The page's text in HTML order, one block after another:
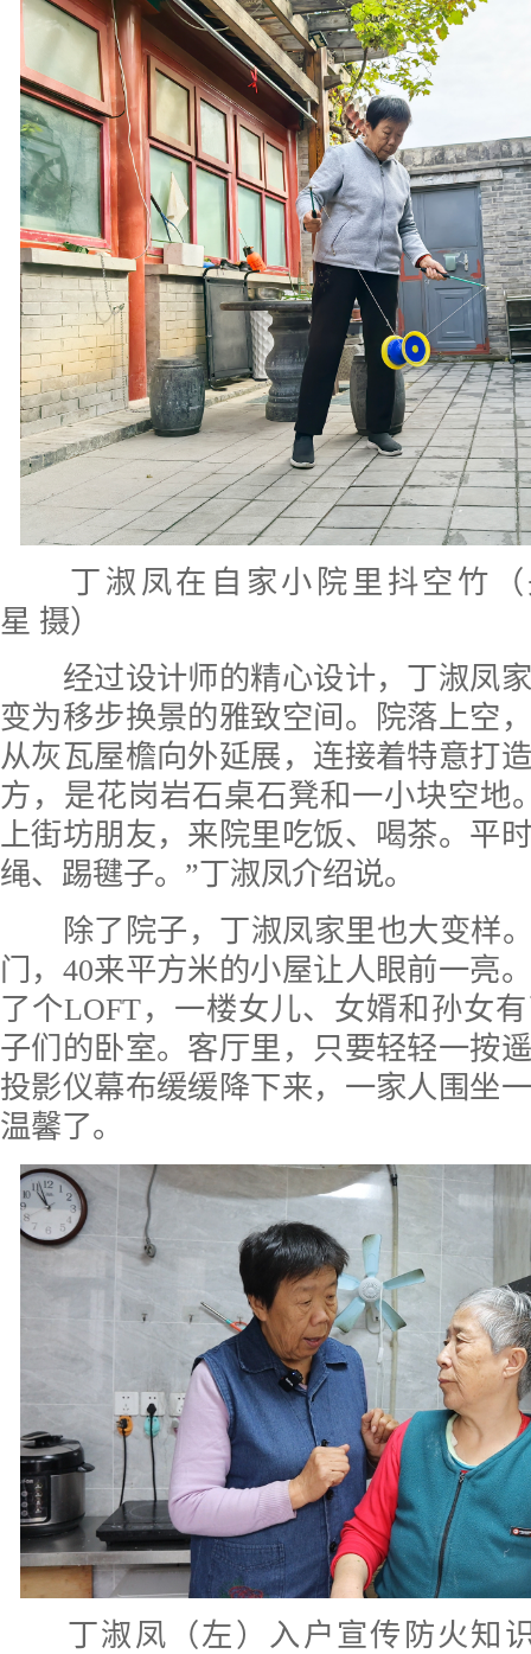
丁淑凤在自家小院里抖空竹
星 摄）
经过设计师的精心设计，丁淑凤家
变为移步换景的雅致空间。院落上空
从灰瓦屋檐向外延展，连接着特意打
方，是花岗岩石桌石凳和一小块空地
上街坊朋友，来院里吃饭、喝茶。平
绳、踢毽子。”丁淑凤介绍说。
除了院子，丁淑凤家里也大变样。
门，40来平方米的小屋让人眼前一亮
了个LOFT，一楼女儿、女婿和孙女
子们的卧室。客厅里，只要轻轻一按
投影仪幕布缓缓降下来，一家人围坐
温馨了。
丁淑凤（左）入户宣传防火知